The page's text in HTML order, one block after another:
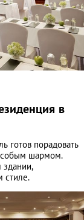
в
готов порадовать
шармом.
здании,
стиле.